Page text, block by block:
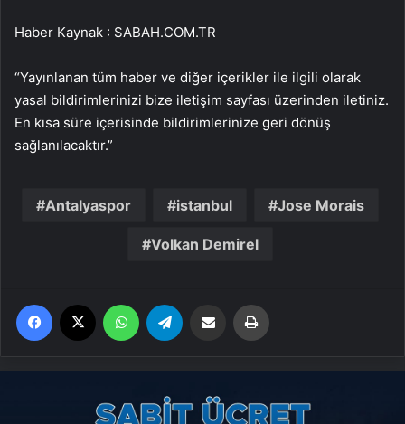
Haber Kaynak : SABAH.COM.TR
“Yayınlanan tüm haber ve diğer içerikler ile ilgili olarak
yasal bildirimlerinizi bize iletişim sayfası üzerinden iletiniz.
En kısa süre içerisinde bildirimlerinize geri dönüş
sağlanılacaktır.”
Antalyaspor istanbul Jose Morais
Volkan Demirel
Facebook WhatsApp Email'den paylaş